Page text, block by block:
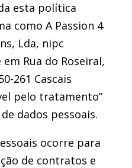
esta política
como A Passion 4
Lda, nipc
em Rua do Roseiral,
261 Cascais
pelo tratamento”
dados pessoais.
ocorre para
de contratos e